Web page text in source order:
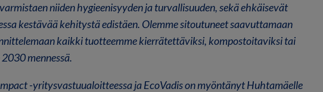
niiden hygieenisyyden ja turvallisuuden, sekä ehkäisevät
kestävää kehitystä edistäen. Olemme sitoutuneet saavuttamaan
kaikki tuotteemme kierrätettäviksi, kompostoitaviksi tai
mennessä.
-yritysvastuualoitteessa ja EcoVadis on myöntänyt Huhtamäelle